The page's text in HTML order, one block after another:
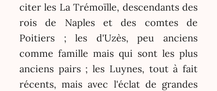
citer les La Trémoïlle, descendants des
rois de Naples et des comtes de
Poitiers ; les d'Uzès, peu anciens
comme famille mais qui sont les plus
anciens pairs ; les Luynes, tout à fait
récents, mais avec l'éclat de grandes